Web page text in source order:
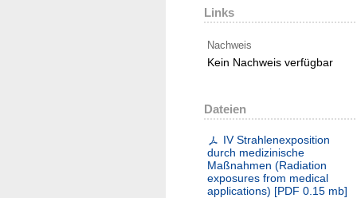
Links
Nachweis
Kein Nachweis verfügbar
Dateien
IV Strahlenexposition
durch medizinische
Maßnahmen (Radiation
exposures from medical
applications) [PDF 0.15 mb]